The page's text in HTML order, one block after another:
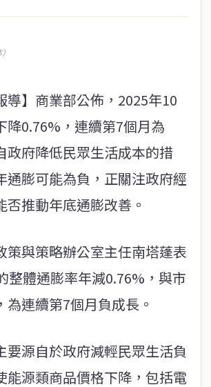
導】商業部公佈，2025年10
降0.76%，連續第7個月為
政府降低民眾生活成本的措
通膨可能為負，正關注政府經
否推動年底通膨改善。
策與策略辦公室主任南塔蓬表
整體通膨率年減0.76%，與市
為連續第7個月負成長。
要源自於政府減輕民眾生活負
能源類商品價格下降，包括電